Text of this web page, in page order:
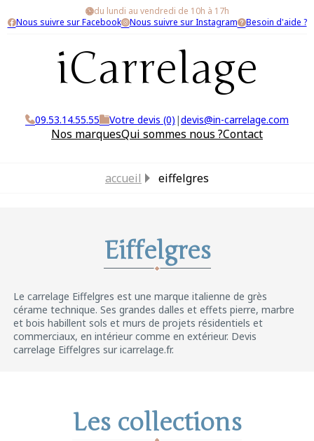
du lundi au vendredi de 10h à 17h
Nous suivre sur Facebook
Nous suivre sur Instagram Besoin d'aide ?
iCarrelage
09.53.14.55.55 Votre devis (0) |devis@in-carrelage.com
Nos marquesQui sommes nous ?Contact
accueil eiffelgres
Eiffelgres
Le carrelage Eiffelgres est une marque italienne de grès
cérame technique. Ses grandes dalles et effets pierre, marbre
et bois habillent sols et murs de projets résidentiels et
commerciaux, en intérieur comme en extérieur. Devis
carrelage Eiffelgres sur icarrelage.fr.
Les collections